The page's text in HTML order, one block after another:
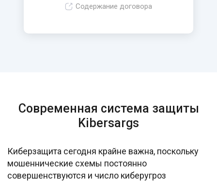
Содержание договора
Современная система защиты
Kibersargs
Киберзащита сегодня крайне важна, поскольку
мошеннические схемы постоянно
совершенствуются и число киберугроз